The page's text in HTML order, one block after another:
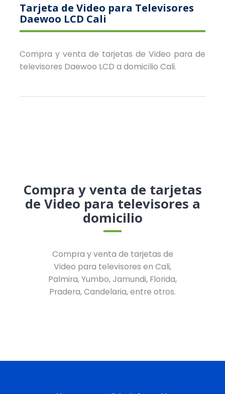
Tarjeta de Video para Televisores
Daewoo LCD Cali
Compra y venta de tarjetas de Video para de
televisores Daewoo LCD a domicilio Cali.
Compra y venta de tarjetas
de Video para televisores a
domicilio
Compra y venta de tarjetas de
Video para televisores en Cali,
Palmira, Yumbo, Jamundi, Florida,
Pradera, Candelaria, entre otros.